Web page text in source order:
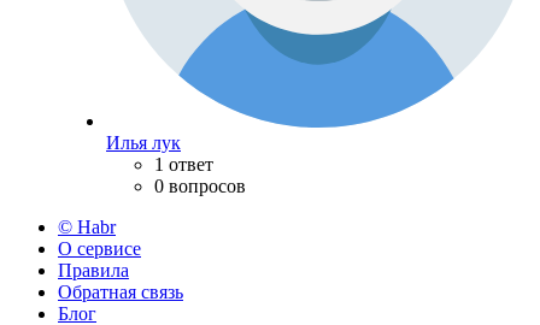
Илья лук
1 ответ
0 вопросов
© Habr
О сервисе
Правила
Обратная связь
Блог